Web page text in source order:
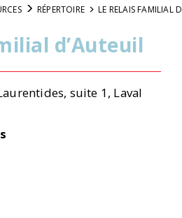
RÉPERTOIRE LE RELAIS FAMILIAL
d’Auteuil
suite 1, Laval